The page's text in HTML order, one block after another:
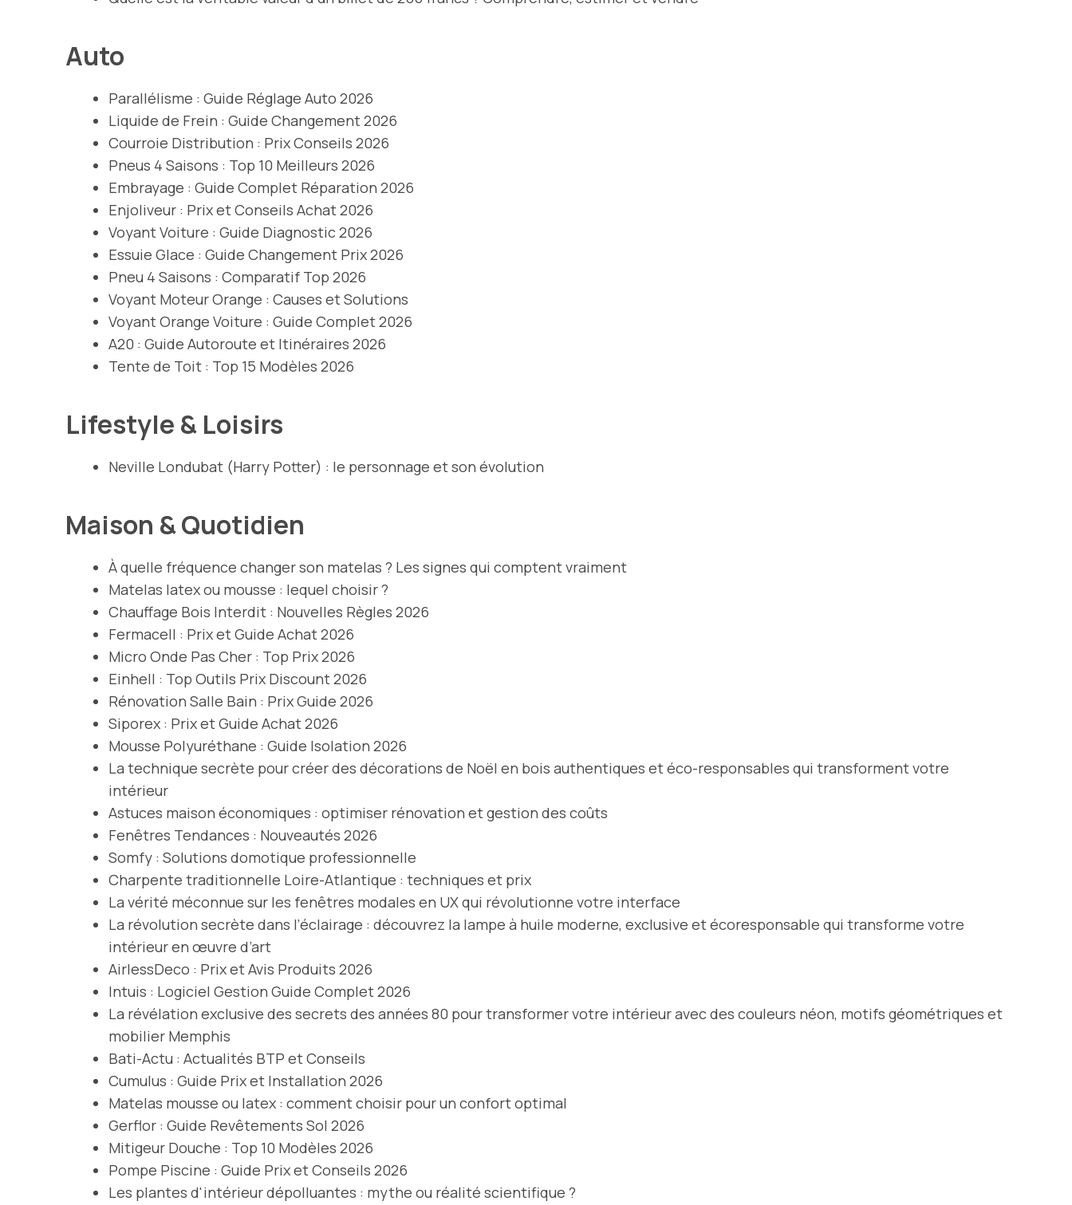
Auto
Parallélisme : Guide Réglage Auto 2026
Liquide de Frein : Guide Changement 2026
Courroie Distribution : Prix Conseils 2026
Pneus 4 Saisons : Top 10 Meilleurs 2026
Embrayage : Guide Complet Réparation 2026
Enjoliveur : Prix et Conseils Achat 2026
Voyant Voiture : Guide Diagnostic 2026
Essuie Glace : Guide Changement Prix 2026
Pneu 4 Saisons : Comparatif Top 2026
Voyant Moteur Orange : Causes et Solutions
Voyant Orange Voiture : Guide Complet 2026
A20 : Guide Autoroute et Itinéraires 2026
Tente de Toit : Top 15 Modèles 2026
Lifestyle & Loisirs
Neville Londubat (Harry Potter) : le personnage et son évolution
Maison & Quotidien
À quelle fréquence changer son matelas ? Les signes qui comptent vraiment
Matelas latex ou mousse : lequel choisir ?
Chauffage Bois Interdit : Nouvelles Règles 2026
Fermacell : Prix et Guide Achat 2026
Micro Onde Pas Cher : Top Prix 2026
Einhell : Top Outils Prix Discount 2026
Rénovation Salle Bain : Prix Guide 2026
Siporex : Prix et Guide Achat 2026
Mousse Polyuréthane : Guide Isolation 2026
La technique secrète pour créer des décorations de Noël en bois authentiques et éco-responsables qui transforment votre
intérieur
Astuces maison économiques : optimiser rénovation et gestion des coûts
Fenêtres Tendances : Nouveautés 2026
Somfy : Solutions domotique professionnelle
Charpente traditionnelle Loire-Atlantique : techniques et prix
La vérité méconnue sur les fenêtres modales en UX qui révolutionne votre interface
La révolution secrète dans l’éclairage : découvrez la lampe à huile moderne, exclusive et écoresponsable qui transforme votre
intérieur en œuvre d’art
AirlessDeco : Prix et Avis Produits 2026
Intuis : Logiciel Gestion Guide Complet 2026
La révélation exclusive des secrets des années 80 pour transformer votre intérieur avec des couleurs néon, motifs géométriques et
mobilier Memphis
Bati-Actu : Actualités BTP et Conseils
Cumulus : Guide Prix et Installation 2026
Matelas mousse ou latex : comment choisir pour un confort optimal
Gerflor : Guide Revêtements Sol 2026
Mitigeur Douche : Top 10 Modèles 2026
Pompe Piscine : Guide Prix et Conseils 2026
Les plantes d'intérieur dépolluantes : mythe ou réalité scientifique ?